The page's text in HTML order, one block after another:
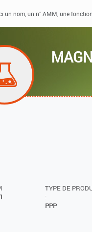
TYPE DE
:
PPP